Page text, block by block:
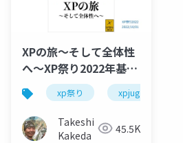
XPの旅〜そして全体性
へ〜XP祭り2022年基調
講演
xp祭り xpjug
Takeshi
Kakeda
45.5K